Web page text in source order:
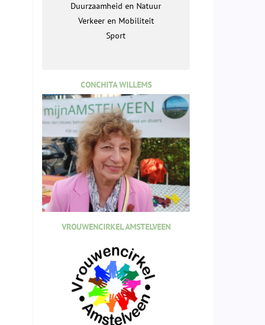
Duurzaamheid en Natuur
Verkeer en Mobiliteit
Sport
CONCHITA WILLEMS
VROUWENCIRKEL AMSTELVEEN